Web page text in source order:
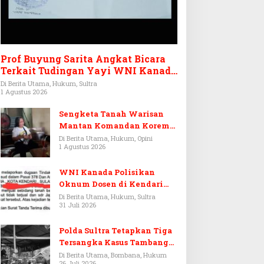
Prof Buyung Sarita Angkat Bicara
Terkait Tudingan Yayi WNI Kanada
Ditagih Utang Rp3,6 Miliar
Di Berita Utama, Hukum, Sultra
1 Agustus 2026
Sengketa Tanah Warisan
Mantan Komandan Korem
143/HO, Ketika Warisan
Menjadi Arena Pemerasan
Di Berita Utama, Hukum, Opini
1 Agustus 2026
WNI Kanada Polisikan
Oknum Dosen di Kendari
Terkait Aset Puluhan Miliar
Di Berita Utama, Hukum, Sultra
31 Juli 2026
Polda Sultra Tetapkan Tiga
Tersangka Kasus Tambang
Emas Ilegal di Bombana
Di Berita Utama, Bombana, Hukum